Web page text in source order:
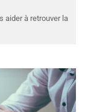
aider à retrouver la